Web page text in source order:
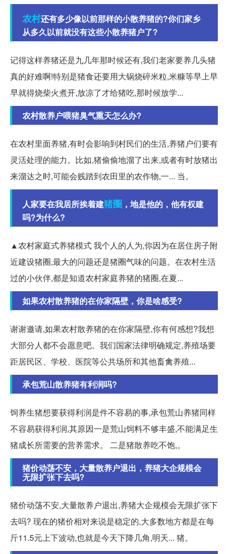
农村还有多少像以前那样的小散养猪的?你们家乡
从多久以前就没有这些小散养猪户了?
记得这样养猪还是九几年那时候还有,我们老家要养几头猪
真的好难啊!特别是猪食还要用大锅烧碎米粒,米糠等早上早
早就得烧柴火煮开,放凉了才给猪吃,那时候放学...
农村散养户喂猪臭气熏天怎么办?
在农村里面养猪,有时会影响到村民们的生活,养猪户们要有
灵活处理的能力。比如,猪偷偷地溜了出来,或者有时放猪出
来溜达之时,可能会贱踏到农田里的农作物,一... 当。
人家要在我居所挨着建猪圈 ，地是他的，他有权建
吗?为什么?
▲农村家庭式养猪模式 我个人的人为,你因为在居住房子附
近建设猪圈,最大的问题还是猪圈气味的问题。在农村生活
过的小伙伴,都是知道农村家庭养猪的猪圈,在夏...
如果农村散养猪的在你家隔壁，你是啥感受?
谢谢邀请,如果农村散养猪的在你家隔壁,你有何感想?我想
大部分人都不会愿意吧。我们国家法律明确规定,养殖场要
距居民区、学校、医院等公共场所和其他畜禽养殖...
承包荒山散养猪有利润吗?
饲养生猪想要获得利润是件不容易的事,承包荒山养猪同样
不容易获得利润,其原因一是荒山饲料不够丰盛,不能满足生
猪成长所需要的营养需求。 二是猪散养吃不饱,。
猪价动荡不安，大量散养户退出，养猪大企规模会
无限扩张下去吗?
猪价动荡不安,大量散养户退出,养猪大企规模会无限扩张下
去吗? 现在的猪价相对来说是稳定的,大多数地方都是在每
斤11.5元上下波动,也就是今天下降几角,明天... 猪。